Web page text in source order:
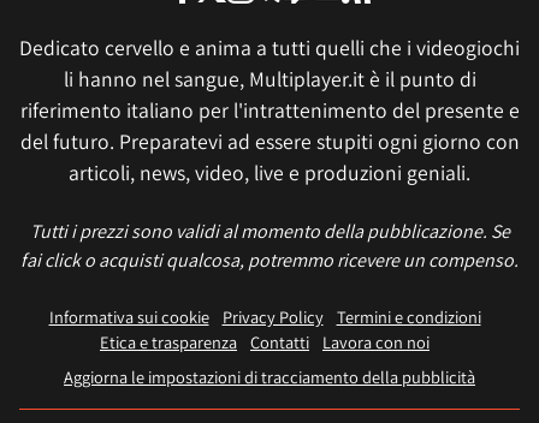
Dedicato cervello e anima a tutti quelli che i videogiochi
li hanno nel sangue, Multiplayer.it è il punto di
riferimento italiano per l'intrattenimento del presente e
del futuro. Preparatevi ad essere stupiti ogni giorno con
articoli, news, video, live e produzioni geniali.
Tutti i prezzi sono validi al momento della pubblicazione. Se
fai click o acquisti qualcosa, potremmo ricevere un compenso.
Informativa sui cookie Privacy Policy
Termini e condizioni
Etica e trasparenza Contatti
Lavora con noi
Aggiorna le impostazioni di tracciamento della pubblicità